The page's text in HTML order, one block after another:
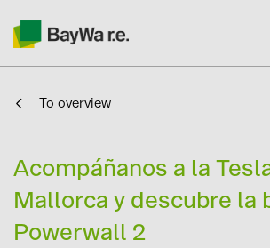
Spain EN
Products
Services
To overview
Acompáñanos a la
Mallorca y descubre la
Powerwall 2